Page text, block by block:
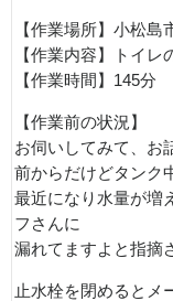
【作業場所】小松島
【作業内容】トイレ
【作業時間】145分
【作業前の状況】
お伺いしてみて、お
前からだけどタンク
最近になり水量が増
フさんに
漏れてますよと指摘
止水栓を閉めるとメ